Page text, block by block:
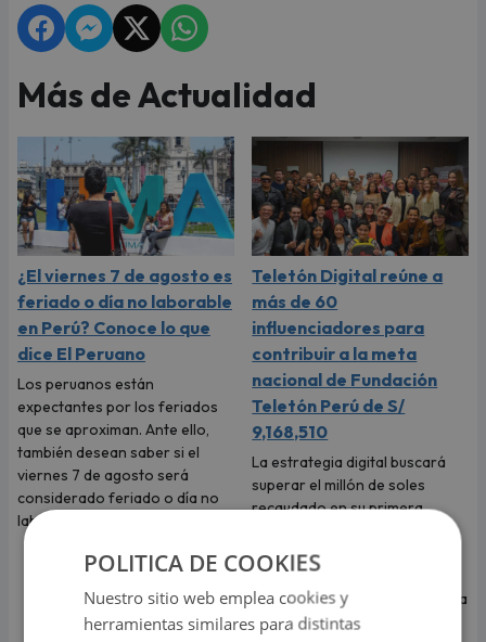
Más de Actualidad
¿El viernes 7 de agosto es
feriado o día no laborable
en Perú? Conoce lo que
dice El Peruano
Los peruanos están
expectantes por los feriados
que se aproximan. Ante ello,
también desean saber si el
viernes 7 de agosto será
considerado feriado o día no
laborable.
Teletón Digital reúne a
más de 60
influenciadores para
contribuir a la meta
nacional de Fundación
Teletón Perú de S/
9,168,510
La estrategia digital buscará
superar el millón de soles
recaudado en su primera
campaña con la participación
de reconocidas figuras como
Ignacio Baladán, Natalia Segura
“La Segura”, Natalie Vértiz y
POLITICA DE COOKIES
Nuestro sitio web emplea cookies y
herramientas similares para distintas